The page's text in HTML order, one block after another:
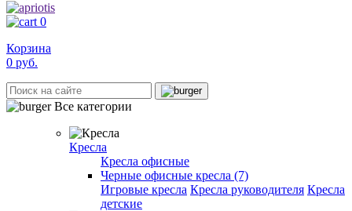
0
Корзина
0 руб.
Все категории
Кресла
Кресла офисные
Черные офисные кресла (7)
Игровые кресла Кресла руководителя Кресла
детские